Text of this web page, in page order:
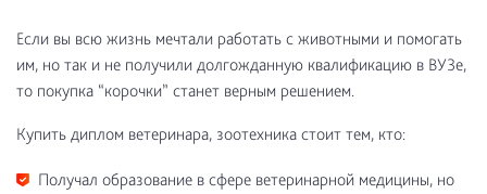
Если вы всю жизнь мечтали работать с животными и помогать
им, но так и не получили долгожданную квалификацию в ВУЗе,
то покупка “корочки” станет верным решением.
Купить диплом ветеринара, зоотехника стоит тем, кто:
Получал образование в сфере ветеринарной медицины, но